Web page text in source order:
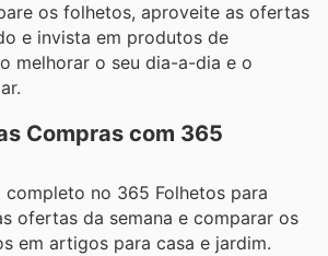
os folhetos, aproveite as ofertas
e invista em produtos de
melhorar o seu dia-a-dia e o
Compras com 365
no 365 Folhetos para
ofertas da semana e comparar os
em artigos para casa e jardim.